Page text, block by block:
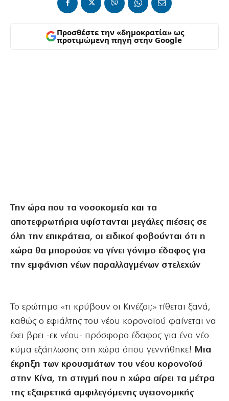
Προσθέστε την «δημοκρατία» ως
προτιμώμενη πηγή στην Google
Την ώρα που τα νοσοκομεία και τα
αποτεφρωτήρια υφίστανται μεγάλες πιέσεις σε
όλη την επικράτεια, οι ειδικοί φοβούνται ότι η
χώρα θα μπορούσε να γίνει γόνιμο έδαφος για
την εμφάνιση νέων παραλλαγμένων στελεχών
Το ερώτημα «τι κρύβουν οι Κινέζοι;» τίθεται ξανά,
καθώς ο εφιάλτης του νέου κορονοϊού φαίνεται να
έχει βρει -εκ νέου- πρόσφορο έδαφος για ένα νέο
κύμα εξάπλωσης στη χώρα όπου γεννήθηκε! Μια
έκρηξη των κρουσμάτων του νέου κορονοϊού
στην Κίνα, τη στιγμή που η χώρα αίρει τα μέτρα
της εξαιρετικά αμφιλεγόμενης υγειονομικής